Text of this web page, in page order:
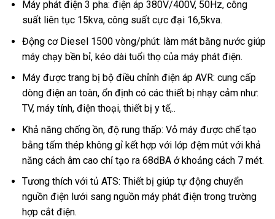
Máy phát điện 3 pha: điện áp 380V/400V, 50Hz, công
suất liên tục 15kva, công suất cực đại 16,5kva.
Động cơ Diesel 1500 vòng/phút: làm mát bằng nước giúp
máy chạy bền bỉ, kéo dài tuổi thọ của máy phát điện.
Máy được trang bị bộ điều chỉnh điện áp AVR: cung cấp
dòng điện an toàn, ổn định có các thiết bị nhạy cảm như:
TV, máy tính, điện thoại, thiết bị y tế,..
Khả năng chống ồn, độ rung thấp: Vỏ máy được chế tạo
bằng tấm thép không gỉ kết hợp với lớp đệm mút với khả
năng cách âm cao chỉ tạo ra 68dBA ở khoảng cách 7 mét.
Tương thích với tủ ATS: Thiết bị giúp tự động chuyển
nguồn điện lưới sang nguồn máy phát điện trong trường
hợp cắt điện.